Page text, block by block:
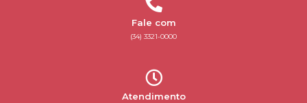
Fale com
(34) 3321-0000
Atendimento